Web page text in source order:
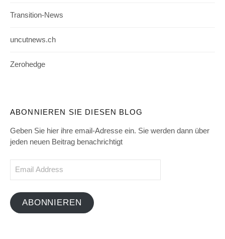
Transition-News
uncutnews.ch
Zerohedge
ABONNIEREN SIE DIESEN BLOG
Geben Sie hier ihre email-Adresse ein. Sie werden dann über
jeden neuen Beitrag benachrichtigt
ABONNIEREN